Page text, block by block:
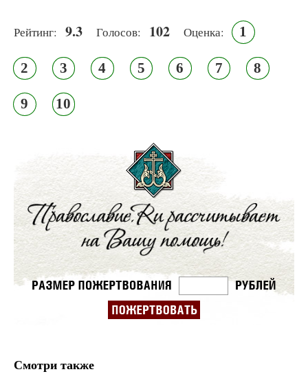
Рейтинг: 9.3 Голосов: 102 Оценка: 1
2 3 4 5 6 7 8
9 10
Смотри также